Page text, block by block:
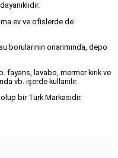
ev ve ofislerde de
borularının onarımında, depo
fayans, lavabo, mermer kırık ve
vb. işerde kullanılır.
bir Türk Markasıdır.